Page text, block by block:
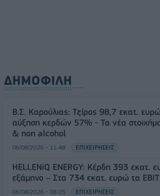
ΔΗΜΟΦΙΛΗ
Β.Σ. Καρούλιας: Τζίρος 98,7 εκατ.
αύξηση κερδών 57% - Τα νέα
& non alcohol
06/08/2026 - 11:48 ΕΠΙΧΕΙΡΗΣΕΙΣ
HELLENiQ ENERGY: Κέρδη 393 εκατ.
εξάμηνο – Στα 734 εκατ. ευρώ τα
06/08/2026 - 08:05 ΕΠΙΧΕΙΡΗΣΕΙΣ